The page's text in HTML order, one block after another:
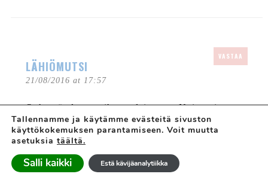
LÄHIÖMUTSI
21/08/2016 at 17:57
VASTAA
Ooh, mä olen nyt ihan valaistunut. Noin voi
tosiaan kaupungissa tehdä: isompana hakea
pikkusisaruksen päiväkodista! Vau! Ihana tarina
muutenkin, perunoineen ja teinipojan sisäisine
iltapalakelloineen 🙂
Tallennamme ja käytämme evästeitä sivuston
käyttökokemuksen parantamiseen. Voit muutta
asetuksia täältä.
Salli kaikki Estä kävijäanalytiikka